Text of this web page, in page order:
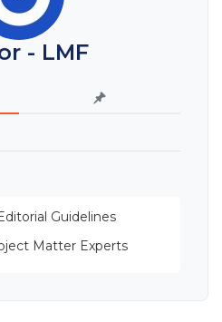
- LMF
Guidelines
Matter Experts